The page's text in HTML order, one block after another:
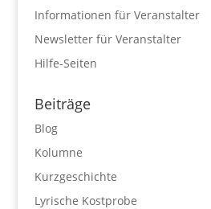
Informationen für Veranstalter
Newsletter für Veranstalter
Hilfe-Seiten
Beiträge
Blog
Kolumne
Kurzgeschichte
Lyrische Kostprobe